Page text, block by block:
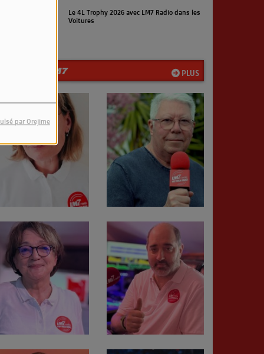
par Orejime
Le 4L Trophy 2026 avec LM7 Radio dans les
Voitures
PLUS
LA TEAM LM7